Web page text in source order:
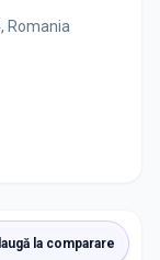
Romania
la comparare